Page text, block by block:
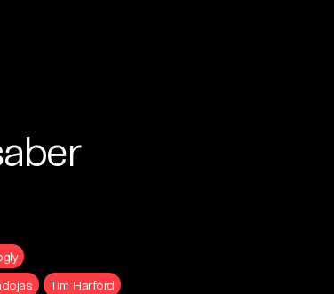
Tim Harford